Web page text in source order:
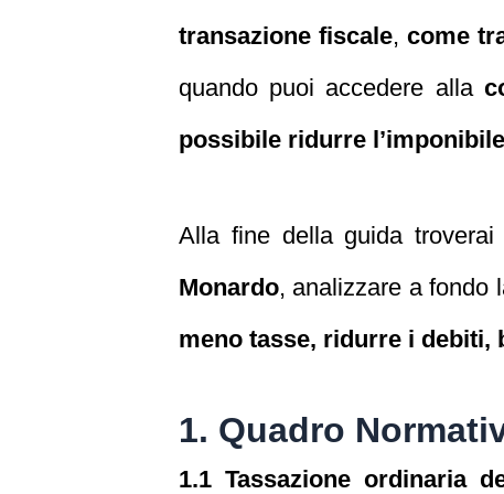
transazione fiscale, come
quando puoi accedere alla
possibile ridurre
Alla fine della guida
Monardo, analizzare a fondo
meno tasse, ridurre i debiti,
1. Quadro
1.1 Tassazione ordinaria